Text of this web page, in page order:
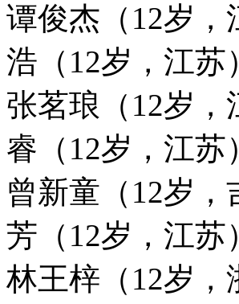
谭俊杰（12岁，
浩（12岁，江苏
张茗琅（12岁，
睿（12岁，江苏
曾新童（12岁
芳（12岁，江苏
林王梓（12岁，